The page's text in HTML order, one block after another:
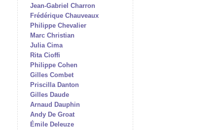
Jean-Gabriel Charron
Frédérique Chauveaux
Philippe Chevalier
Marc Christian
Julia Cima
Rita Cioffi
Philippe Cohen
Gilles Combet
Priscilla Danton
Gilles Daude
Arnaud Dauphin
Andy De Groat
Émile Deleuze